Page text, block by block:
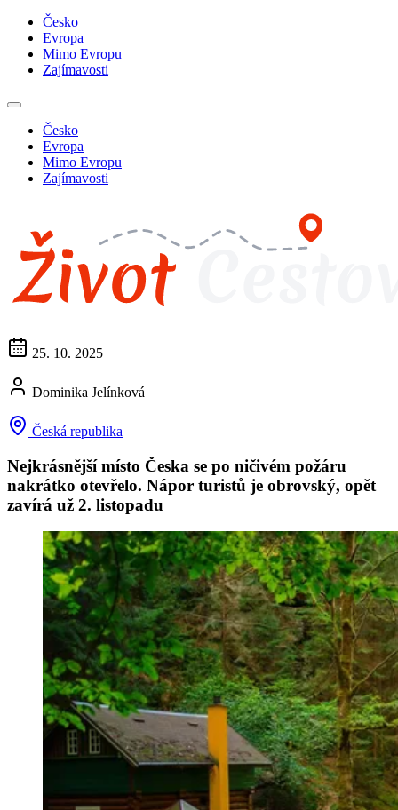
Česko
Evropa
Mimo Evropu
Zajímavosti
Česko
Evropa
Mimo Evropu
Zajímavosti
25. 10. 2025
Dominika Jelínková
Česká republika
Nejkrásnější místo Česka se po ničivém požáru
nakrátko otevřelo. Nápor turistů je obrovský, opět
zavírá už 2. listopadu